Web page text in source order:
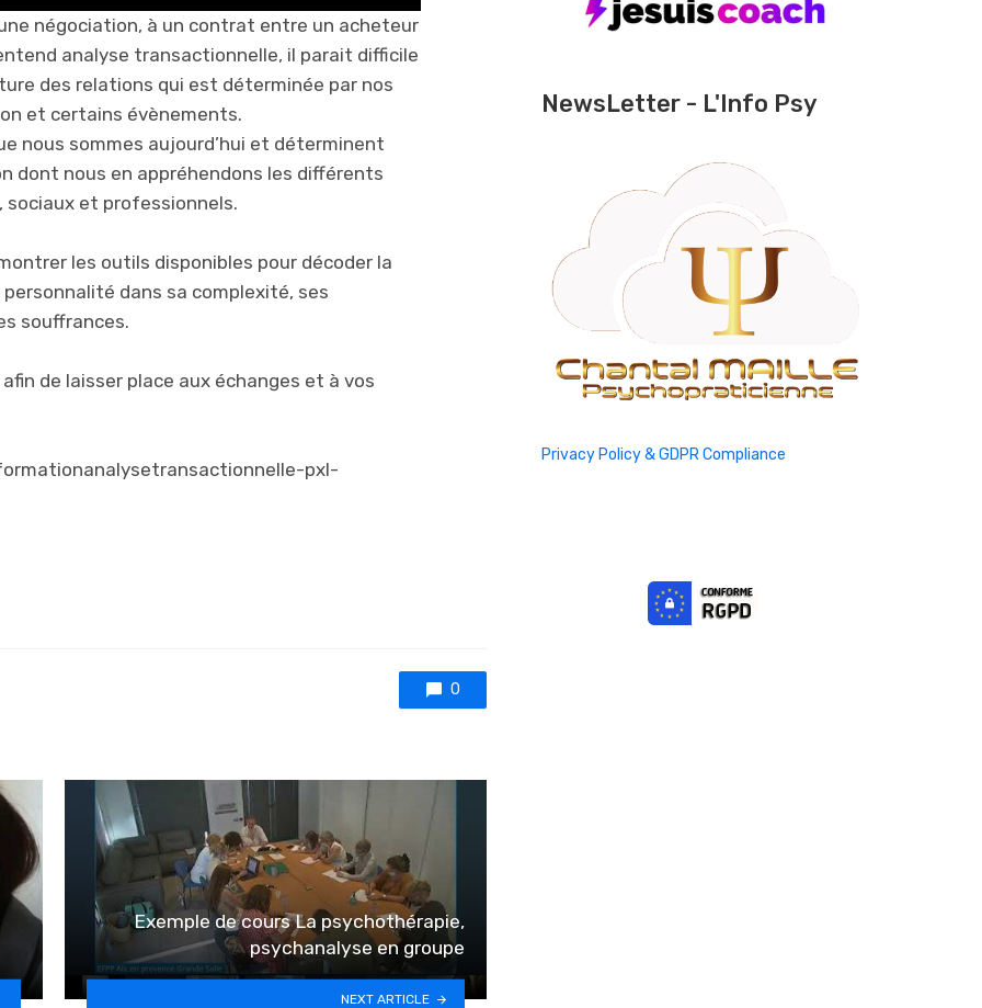
négociation, à un contrat entre un acheteur
analyse transactionnelle, il parait difficile
des relations qui est déterminée par nos
et certains évènements.
nous sommes aujourd’hui et déterminent
dont nous en appréhendons les différents
et professionnels.
les outils disponibles pour décoder la
dans sa complexité, ses
souffrances.
de laisser place aux échanges et à vos
pxl-
0
Exemple de cours La psychothérapie,
psychanalyse en groupe
NEXT ARTICLE
NewsLetter - L'Info Psy
Privacy Policy & GDPR Compliance